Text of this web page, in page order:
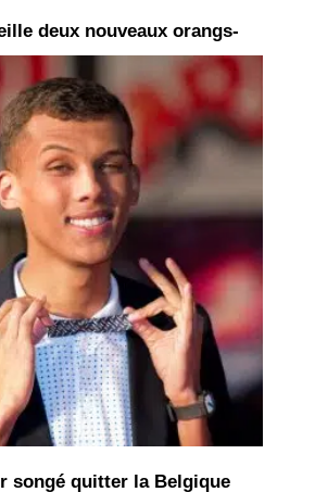
deux nouveaux orangs-
songé quitter la Belgique